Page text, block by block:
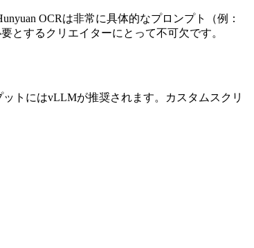
OCRは非常に具体的なプロンプト（例：
とするクリエイターにとって不可欠です。
トにはvLLMが推奨されます。カスタムスクリ